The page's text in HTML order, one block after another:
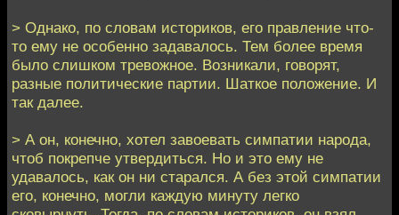
> Однако, по словам историков, его правление что-
то ему не особенно задавалось. Тем более время
было слишком тревожное. Возникали, говорят,
разные политические партии. Шаткое положение. И
так далее.
> А он, конечно, хотел завоевать симпатии народа,
чтоб покрепче утвердиться. Но и это ему не
удавалось, как он ни старался. А без этой симпатии
его, конечно, могли каждую минуту легко